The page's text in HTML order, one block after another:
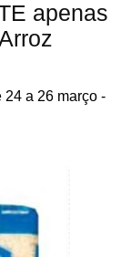
apenas
a 26 março -